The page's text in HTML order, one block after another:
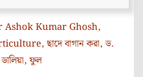
Ashok Kumar Ghosh,
,ছাদে বাগান করা,ড.
ডালিয়া,ফুল